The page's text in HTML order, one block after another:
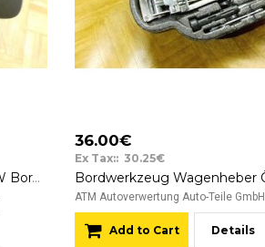
Außenspiegel Seitenspiegel VW Bora rechts Farbcode LB5N Indigoblau Blau
36.00€
Ex Tax:: 30.25€
ATM Autoverwertung Auto-Teile
Add to Cart Details